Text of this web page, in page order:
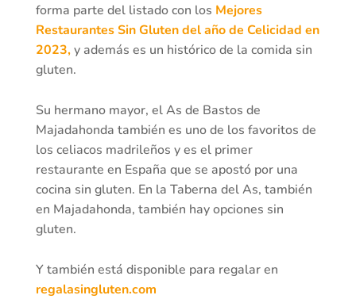
forma parte del listado con los Mejores
Restaurantes Sin Gluten del año de Celicidad en
2023,y además es un histórico de la comida sin
gluten.
Su hermano mayor, el As de Bastos de
Majadahonda también es uno de los favoritos de
los celiacos madrileños y es el primer
restaurante en España que se apostó por una
cocina sin gluten. En la Taberna del As, también
en Majadahonda, también hay opciones sin
gluten.
Y también está disponible para regalar en
regalasingluten.com